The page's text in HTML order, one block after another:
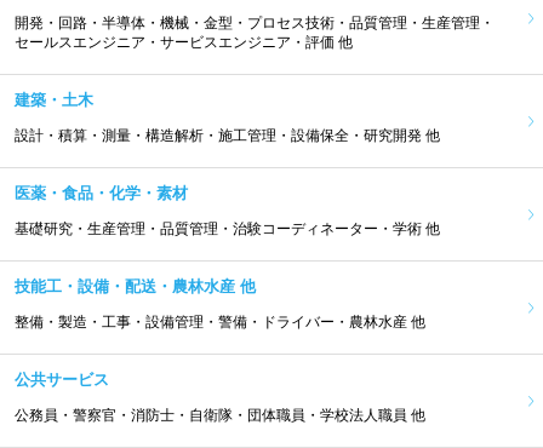
開発・回路・半導体・機械・金型・プロセス技術・品質管理・生産管理・
セールスエンジニア・サービスエンジニア・評価 他
建築・土木
設計・積算・測量・構造解析・施工管理・設備保全・研究開発 他
医薬・食品・化学・素材
基礎研究・生産管理・品質管理・治験コーディネーター・学術 他
技能工・設備・配送・農林水産 他
整備・製造・工事・設備管理・警備・ドライバー・農林水産 他
公共サービス
公務員・警察官・消防士・自衛隊・団体職員・学校法人職員 他